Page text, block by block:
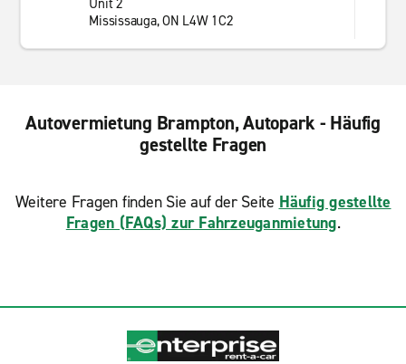
Unit 2
Mississauga, ON L4W 1C2
Autovermietung Brampton, Autopark - Häufig
gestellte Fragen
Weitere Fragen finden Sie auf der Seite Häufig gestellte
Fragen (FAQs) zur Fahrzeuganmietung.